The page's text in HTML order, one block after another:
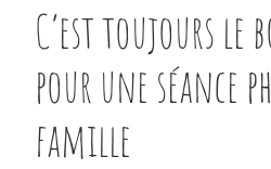
C’est toujours le
pour une séance
famille